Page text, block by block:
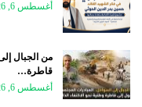
أغسطس 6, 2026
من الجبال
قاطرة…
أغسطس 6, 2026